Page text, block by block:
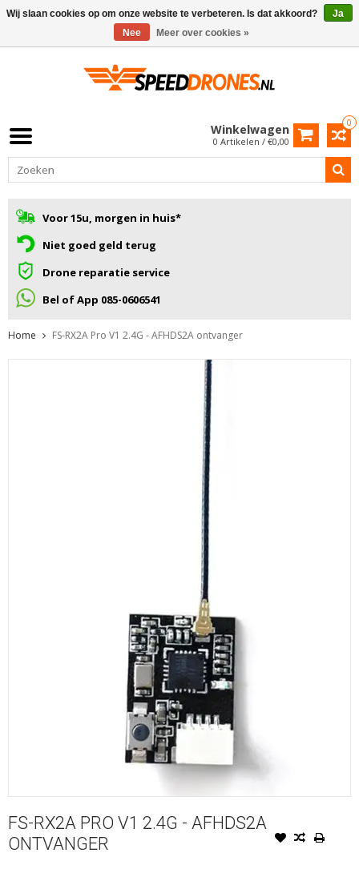
0
Winkelwagen
0 Artikelen / €0,00
Voor 15u, morgen in huis*
Niet goed geld terug
Drone reparatie service
Bel of App 085-0606541
Home FS-RX2A Pro V1 2.4G - AFHDS2A ontvanger
FS-RX2A PRO V1 2.4G - AFHDS2A
ONTVANGER
Wij slaan cookies op om onze website te verbeteren. Is dat akkoord?
Ja
Nee
Meer over cookies »